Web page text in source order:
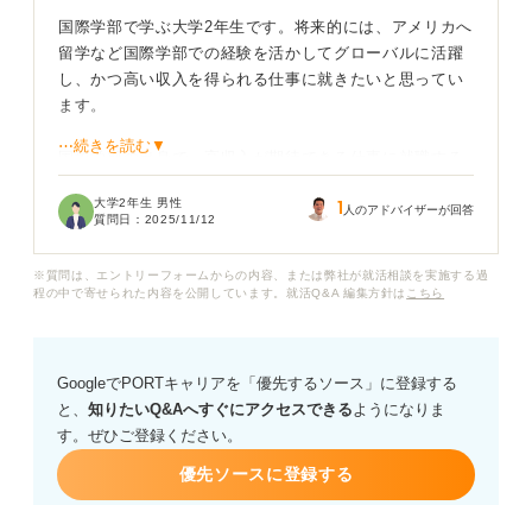
国際学部で学ぶ大学2年生です。将来的には、アメリカへ
留学など国際学部での経験を活かしてグローバルに活躍
し、かつ高い収入を得られる仕事に就きたいと思ってい
ます。
国際学部の出身で、高収入が期待できる仕事に就職する
果的な就活法や資格などについてもアドバイスいただけ
⋯続きを読む▼
大学2年生 男性
質問日： 2025/11/12 1 人のアドバイザーが回答
※質問は、エントリーフォームからの内容、または弊社が就活相談を実施する過
程の中で寄せられた内容を公開しています。就活Q&A 編集方針は こちら
GoogleでPORTキャリアを「優先するソース」に登録する
と、 知りたいQ&Aへすぐにアクセスできるようになりま
す。ぜひご登録ください。
優先ソースに登録する